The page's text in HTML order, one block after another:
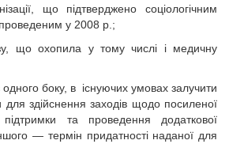
що підтверджено соціологічним
у 2008 р.;
що охопила у тому числі і медичну
одного боку, в існуючих умовах залучити
для здійснення заходів щодо посиленої
підтримки та проведення додаткової
— термін придатності наданої для